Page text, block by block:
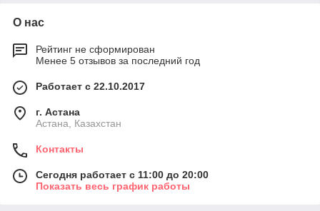
О нас
Рейтинг не сформирован
Менее 5 отзывов за последний год
Работает с 22.10.2017
г. Астана
Астана, Казахстан
Контакты
Сегодня работает с 11:00 до 20:00
Показать весь график работы